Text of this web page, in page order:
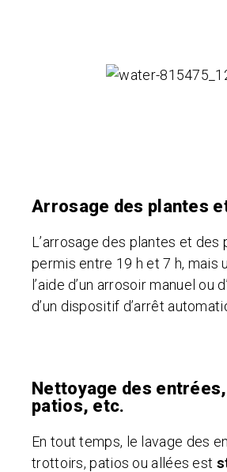
Arrosage des plantes
L’arrosage des plantes et des
permis entre 19 h et 7 h, mais
l’aide d’un arrosoir manuel ou
d’un dispositif d’arrêt
Nettoyage des
patios, etc.
En tout temps, le lavage des
trottoirs, patios ou allées est